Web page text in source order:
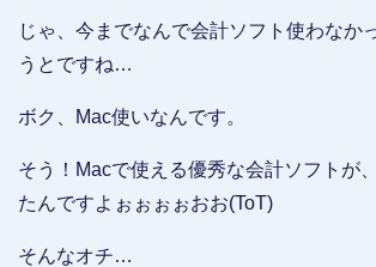
じゃ、今までなんで会計ソフト使わなか
うとですね…
ボク、Mac使いなんです。
そう！Macで使える優秀な会計ソフトが
たんですよぉぉぉぉおお(ToT)
そんなオチ…